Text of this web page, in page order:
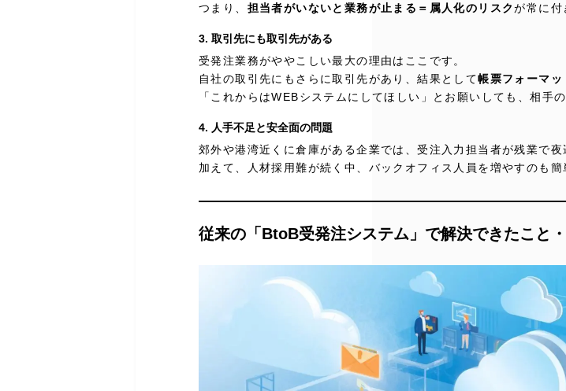
つまり、 担当者がいないと業務が止まる＝属人化のリスクが常に付
3. 取引先にも取引先がある
受発注業務がややこしい最大の理由はここです。
自社の取引先にもさらに取引先があり、結果として帳票フォーマ
「これからはWEBシステムにしてほしい」とお願いしても、相手
4. 人手不足と安全面の問題
郊外や港湾近くに倉庫がある企業では、受注入力担当者が残業で
加えて、人材採用難が続く中、バックオフィス人員を増やすのも簡
従来の「BtoB受発注システム」で解決できたこと